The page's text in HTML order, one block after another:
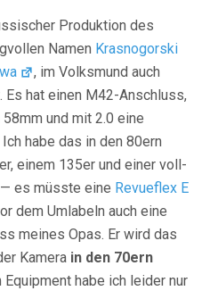
Produktion des
Namen Krasnogorski
, im Volksmund auch
Es hat einen M42-Anschluss,
und mit 2.0 eine
habe das in den 80ern
einem 135er und einer voll-
es müsste eine Revueflex E
dem Umlabeln auch eine
meines Opas. Er wird das
Kamera in den 70ern
Equipment habe ich leider nur